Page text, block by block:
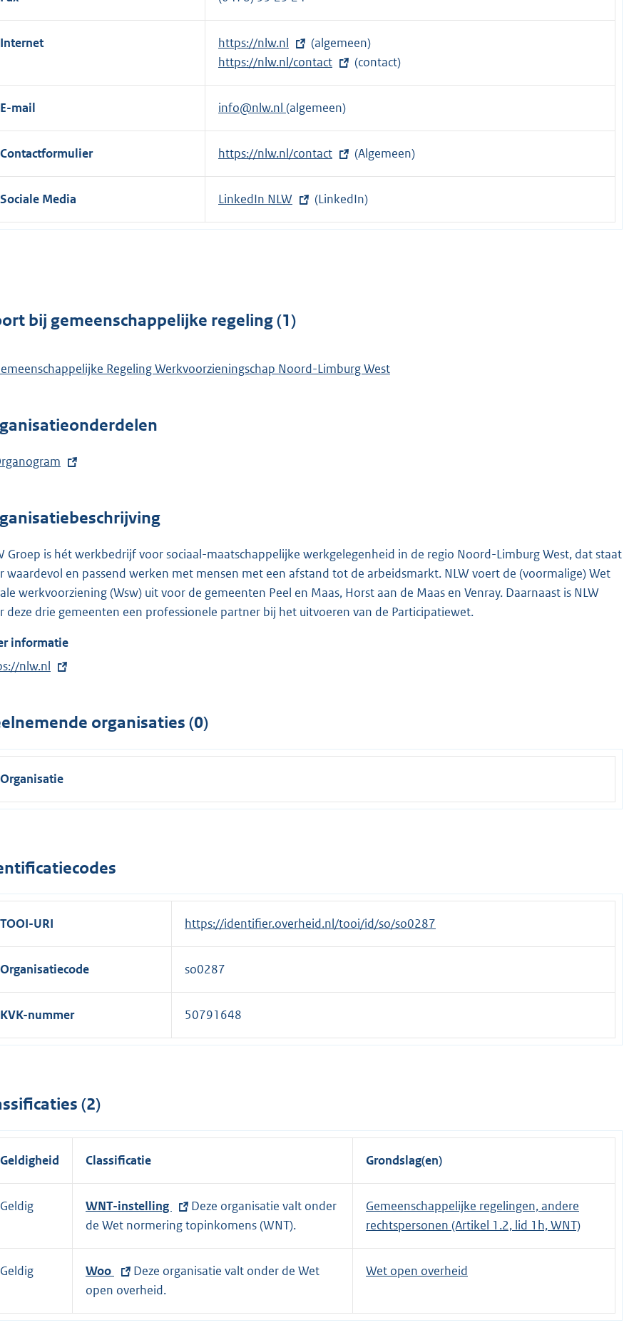
Internet
E
x
t
e
e
l
i
https://nlw.nl
(algemeen)
E
x
t
n
e
l
https://nlw.nl/contact (contact)
E-mail info@nlw.nl (algemeen)
Contactformulier
E
x
t
r
n
:
https://nlw.nl/contact (Algemeen)
Sociale Media
E
x
e
n
LinkedIn NLW (LinkedIn)
bij gemeenschappelijke regeling (1)
Regeling Werkvoorzieningschap Noord-Limburg West
Groep is hét werkbedrijf voor sociaal-maatschappelijke werkgelegenheid in de regio Noord-Limburg West, dat staat
waardevol en passend werken met mensen met een afstand tot de arbeidsmarkt. NLW voert de (voormalige) Wet
werkvoorziening (Wsw) uit voor de gemeenten Peel en Maas, Horst aan de Maas en Venray. Daarnaast is NLW
deze drie gemeenten een professionele partner bij het uitvoeren van de Participatiewet.
informatie
nlw.nl
organisaties (0)
Organisatie
TOOI-URI https://identifier.overheid.nl/tooi/id/so/so0287
Organisatiecode so0287
KVK-nummer 50791648
(2)
Geldigheid Classificatie Grondslag(en)
Geldig
E
x
t
e
e
WNT-instelling
Deze organisatie valt onder
de Wet normering topinkomens (WNT).
Gemeenschappelijke regelingen, andere
rechtspersonen (Artikel 1.2, lid 1h, WNT)
Geldig
E
x
t
Woo
Deze organisatie valt onder de Wet
open overheid.
Wet open overheid